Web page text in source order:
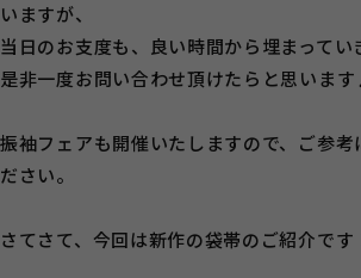
いますが、
当日のお支度も、良い時間から埋まってい
是非一度お問い合わせ頂けたらと思いま
振袖フェアも開催いたしますので、ご参考
ださい。
さてさて、今回は新作の袋帯のご紹介です